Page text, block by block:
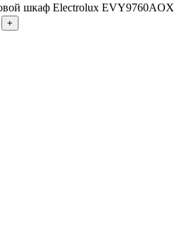
шкаф Electrolux EVY9760AOX